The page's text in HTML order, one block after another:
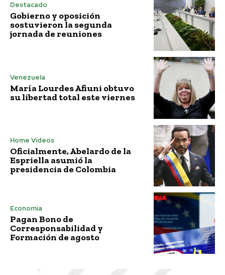
Destacado
Gobierno y oposición
sostuvieron la segunda
jornada de reuniones
Venezuela
María Lourdes Afiuni obtuvo
su libertad total este viernes
Home Vídeos
Oficialmente, Abelardo de la
Espriella asumió la
presidencia de Colombia
Economía
Pagan Bono de
Corresponsabilidad y
Formación de agosto